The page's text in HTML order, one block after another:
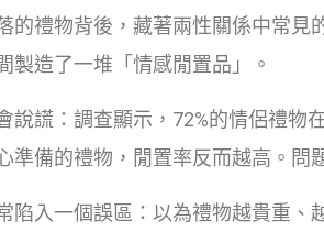
的禮物背後，藏著兩性關係中常
製造了一堆「情感閒置品」。
說謊：調查顯示，72%的情侶禮物
準備的禮物，閒置率反而越高。問
陷入一個誤區：以為禮物越貴重、